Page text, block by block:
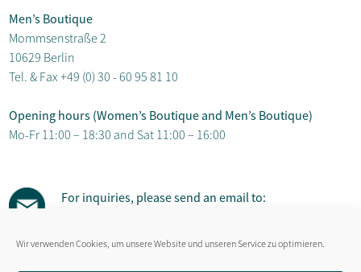
Wir verwenden Cookies, um unsere Website und unseren Service zu optimieren.
Men’s Boutique
Mommsenstraße 2
10629 Berlin
Tel. & Fax+49 (0) 30 - 60 95 81 10
Opening hours (Women’s Boutique and Men’s Boutique)
Mo-Fr 11:00 – 18:30 and Sat 11:00 – 16:00
For inquiries, please send an email to: